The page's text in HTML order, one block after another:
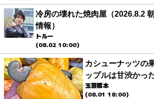
冷房の壊れた焼肉屋（2026.8.2
情報）
トルー
(08.02 10:00)
カシューナッツの
ップルは甘渋かっ
玉置標本
(08.01 18:00)